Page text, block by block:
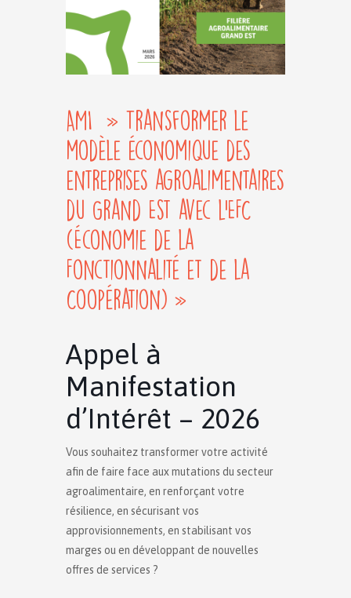
AMI » Transformer le
modèle économique des
entreprises agroalimentaires
du Grand Est avec l’EFC
(Économie de la
Fonctionnalité et de la
Coopération) »
Appel à
Manifestation
d’Intérêt – 2026
Vous souhaitez transformer votre activité
afin de faire face aux mutations du secteur
agroalimentaire, en renforçant votre
résilience, en sécurisant vos
approvisionnements, en stabilisant vos
marges ou en développant de nouvelles
offres de services ?